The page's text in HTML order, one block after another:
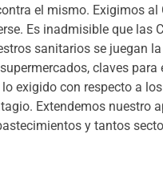
el mismo. Exigimos al
Es inadmisible que las
sanitarios se juegan
claves
exigido con respecto a
Extendemos nuestro
y tantos